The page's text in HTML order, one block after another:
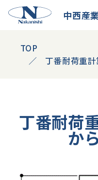
中西産
TOP
丁番耐荷重計
丁番耐荷
か